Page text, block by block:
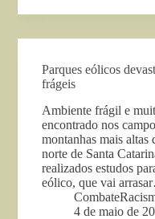
Parques eólicos
frágeis
Ambiente frágil e
encontrado nos
montanhas mais
norte de Santa
realizados estudos
eólico, que vai
4 de maio de